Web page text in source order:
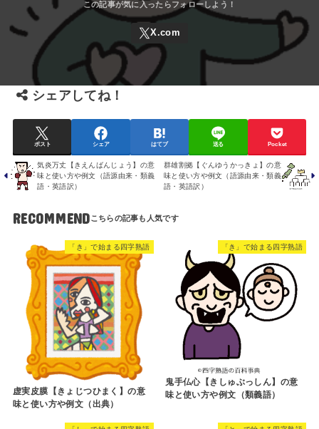
シェアしてね！
ポスト シェア はてブ 送る Pocket
気炎万丈【きえんばんじょう】の意
味と使い方や例文（語源由来・類義
語・英語訳）
群雄割拠【ぐんゆうかっきょ】の意
味と使い方や例文（語源由来・類義
語・英語訳）
RECOMMEND
「き」で始まる四字熟語
虚実皮膜【きょじつひまく】の意
味と使い方や例文（出典）
「き」で始まる四字熟語
鬼手仏心【きしゅぶっしん】の意
味と使い方や例文（類義語）